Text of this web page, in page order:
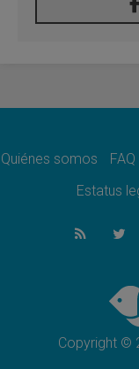
Quiénes somos FAQ
Estatus
Copyright ©